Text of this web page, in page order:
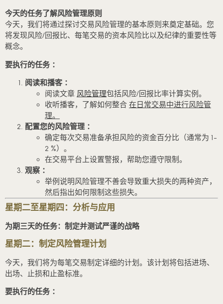
今天的任务了解风险管理原则
今天，我们将通过探讨交易风险管理的基本原则来奠定基础。您
将发现风险/回报比、每笔交易的资本风险比以及纪律的重要性等
概念。
要执行的任务 ：
阅读和播客 ：
阅读文章 风险管理包括风险/回报比率计算实例。
收听播客，了解如何整合 在日常交易中进行风险管
理。
配置您的风险管理 ：
确定每次交易准备承担风险的资金百分比（通常为 1-
2 %）。
在交易平台上设置警报，帮助您遵守限制。
观察 ：
举例说明风险管理不善会导致重大损失的两种资产，
然后指出如何限制这些损失。
星期二至星期四：分析与应用
为期三天的任务：制定并测试严谨的战略
星期二：制定风险管理计划
今天，我们将为每笔交易制定详细的计划。该计划将包括进场、
出场、止损和止盈标准。
要执行的任务 ：